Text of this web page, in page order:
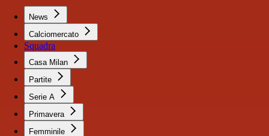
News
Calciomercato
Squadra
Casa Milan
Partite
Serie A
Primavera
Femminile